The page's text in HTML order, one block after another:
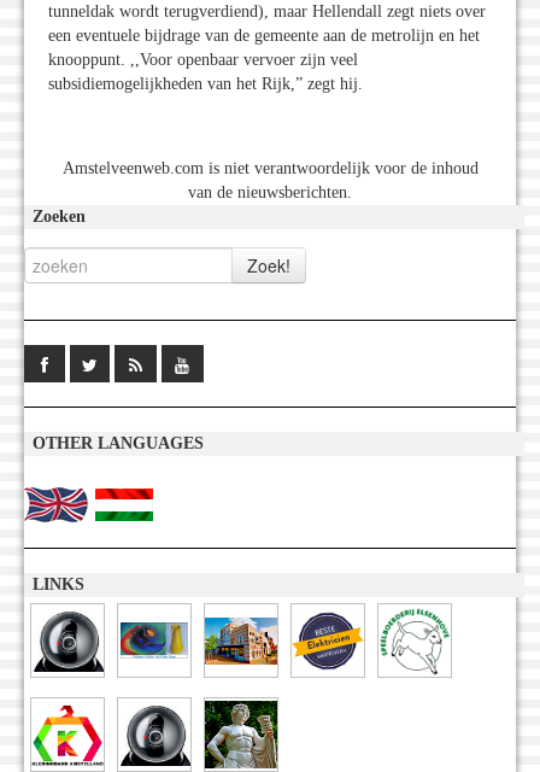
tunneldak wordt terugverdiend), maar Hellendall zegt niets over
een eventuele bijdrage van de gemeente aan de metrolijn en het
knooppunt. ,,Voor openbaar vervoer zijn veel
subsidiemogelijkheden van het Rijk,” zegt hij.
Amstelveenweb.com is niet verantwoordelijk voor de inhoud
van de nieuwsberichten.
Zoeken
OTHER LANGUAGES
LINKS